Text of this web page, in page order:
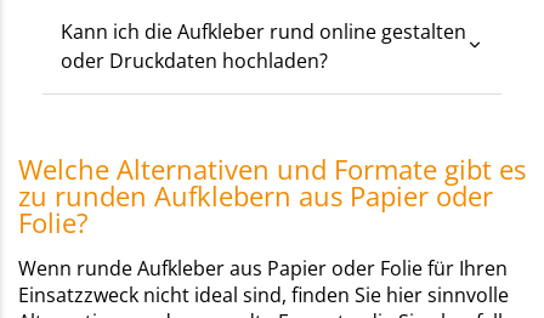
Kann ich die Aufkleber rund online gestalten
oder Druckdaten hochladen?
Welche Alternativen und Formate gibt es
zu runden Aufklebern aus Papier oder
Folie?
Wenn runde Aufkleber aus Papier oder Folie für Ihren
Einsatzzweck nicht ideal sind, finden Sie hier sinnvolle